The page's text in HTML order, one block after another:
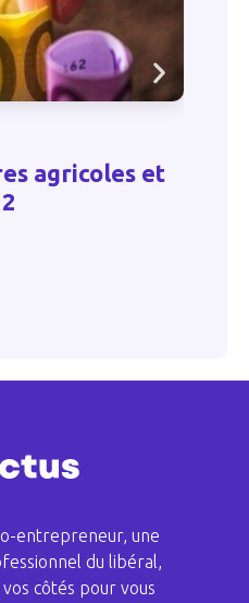
agricoles et
entrepreneur, une
du libéral,
côtés pour vous